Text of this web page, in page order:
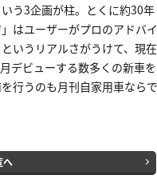
う3企画が柱。とくに約30年
はユーザーがプロのアドバイ
いうリアルさがうけて、現在
デビューする数多くの新車を
行うのも月刊自家用車ならで
へ